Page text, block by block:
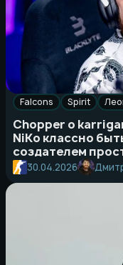
Falcons Spirit
Chopper о
NiKo классно
создателем
30.04.2026